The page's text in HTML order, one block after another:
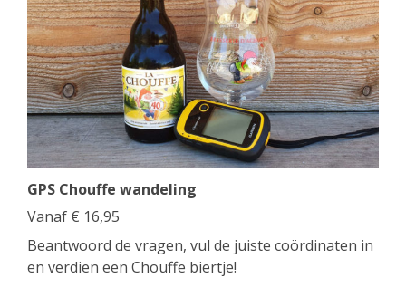
GPS Chouffe wandeling
Vanaf € 16,95
Beantwoord de vragen, vul de juiste coördinaten in
en verdien een Chouffe biertje!